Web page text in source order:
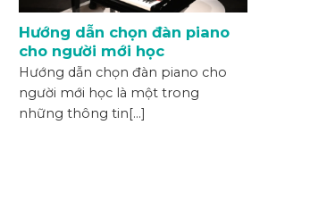
Hướng dẫn chọn đàn piano
cho người mới học
Hướng dẫn chọn đàn piano cho
người mới học là một trong
những thông tin[...]